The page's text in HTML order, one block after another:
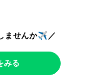
ませんか✈️／
みる